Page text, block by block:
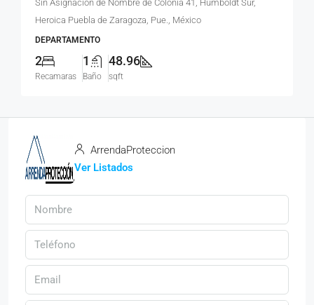
Sin Asignación de Nombre de Colonia 41, Humboldt Sur,
Heroica Puebla de Zaragoza, Pue., México
DEPARTAMENTO
2
Recamaras
1
Baño
48.96
sqft
ArrendaProteccion
Ver Listados